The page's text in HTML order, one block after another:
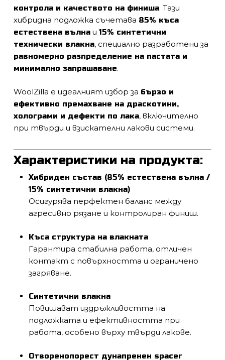
контрола и качеството на финиша. Тази
хибридна подложка съчетава 85% къса
естествена вълнаи15% синтетични
технически влакна, специално разработени за
равномерно разпределение на пастата и
минимално запрашаване.
WoolZilla е идеалният избор за бързо и
ефективно премахване на драскотини,
холограми и дефекти по лака, включително
при твърди и взискателни лакови системи.
Характеристики на продукта:
Хибриден състав (85% естествена вълна /
15% синтетични влакна)
Осигурява перфектен баланс между
агресивно рязане и контролиран финиш.
Къса структура на влакната
Гарантира стабилна работа, отличен
контакт с повърхността и ограничено
загряване.
Синтетични влакна
Повишават издръжливостта на
подложката и ефективността при
работа, особено върху твърди лакове.
Отворенопорест дунапренен spacer